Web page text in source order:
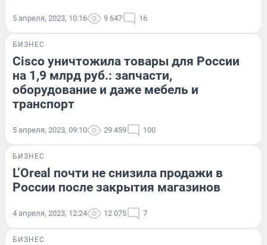
5 апреля, 2023, 10:16 9 647 16
БИЗНЕС
Cisco уничтожила товары для России
на 1,9 млрд руб.: запчасти,
оборудование и даже мебель и
транспорт
5 апреля, 2023, 09:10 29 459 100
БИЗНЕС
L’Oreal почти не снизила продажи в
России после закрытия магазинов
4 апреля, 2023, 12:24 12 075 7
БИЗНЕС